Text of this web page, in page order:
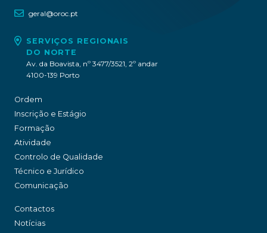
geral@oroc.pt
SERVIÇOS REGIONAIS
DO NORTE
Av. da Boavista, nº 3477/3521, 2º andar
4100-139 Porto
Ordem
Inscrição e Estágio
Formação
Atividade
Controlo de Qualidade
Técnico e Jurídico
Comunicação
Contactos
Notícias